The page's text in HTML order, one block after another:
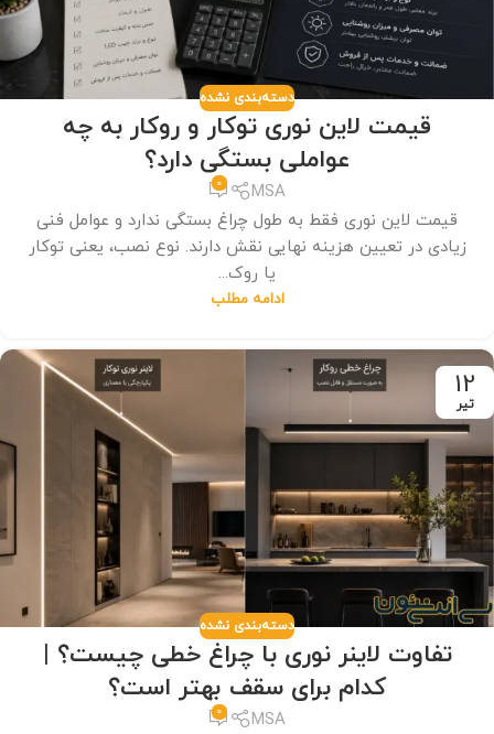
دسته‌بندی نشده
قیمت لاین نوری توکار و روکار به چه
عواملی بستگی دارد؟
MSA
0
قیمت لاین نوری فقط به طول چراغ بستگی ندارد و عوامل فنی
زیادی در تعیین هزینه نهایی نقش دارند. نوع نصب، یعنی توکار
یا روک...
ادامه مطلب
12
تیر
دسته‌بندی نشده
تفاوت لاینر نوری با چراغ خطی چیست؟ |
کدام برای سقف بهتر است؟
MSA
0